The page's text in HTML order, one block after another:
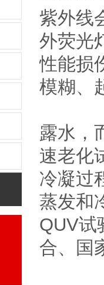
紫外线
外荧光
性能损
模糊、
露水，
速老化
冷凝过
蒸发和
QUV试
合、国